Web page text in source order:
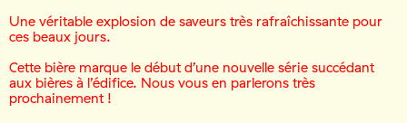
Une véritable explosion de saveurs très rafraîchissante pour
ces beaux jours.
Cette bière marque le début d’une nouvelle série succédant
aux bières à l’édifice. Nous vous en parlerons très
prochainement !